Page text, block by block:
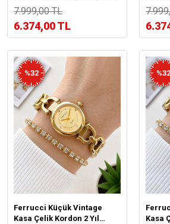
Özel Tasarım Erkek Kol Saati
VS.BLKT.1069
7.999,00 TL
6.374,00 TL
Özel
%32
Ferrucci Küçük Vintage
Kasa Çelik Kordon 2 Yıl
%32
Kasa